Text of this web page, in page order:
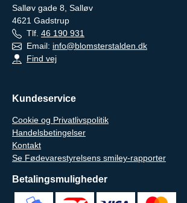
Salløv gade 8, Salløv
4621 Gadstrup
Tlf. 46 190 931
Email: info@blomsterstalden.dk
Find vej
Kundeservice
Cookie og Privatlivspolitik
Handelsbetingelser
Kontakt
Se Fødevarestyrelsens smiley-rapporter
Betalingsmuligheder